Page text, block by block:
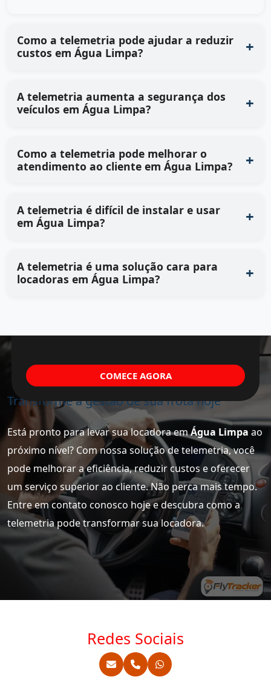
Como a telemetria pode ajudar a reduzir
custos em Água Limpa?
A telemetria aumenta a segurança dos
veículos em Água Limpa?
Como a telemetria pode melhorar o
atendimento ao cliente em Água Limpa?
A telemetria é difícil de instalar e usar
em Água Limpa?
A telemetria é uma solução cara para
locadoras em Água Limpa?
Transforme a gestão de sua frota hoje
Está pronto para levar sua locadora emÁgua Limpa ao
próximo nível? Com nossa solução de telemetria, você
pode melhorar a eficiência, reduzir custos e oferecer
um serviço superior ao cliente. Não perca mais tempo.
Entre em contato conosco hoje e descubra como a
telemetria pode transformar sua locadora.
COMECE AGORA
Redes Sociais